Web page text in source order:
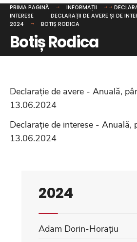
PRIMA PAGINĂ INFORMAȚII
INTERESE
DECLARAȚII DE AVERE ȘI DE
2024
BOTIȘ RODICA
Botiș Rodica
Declarație de avere - Anuală,
13.06.2024
Declarație de interese - Anuală,
13.06.2024
2024
Adam Dorin-Horațiu